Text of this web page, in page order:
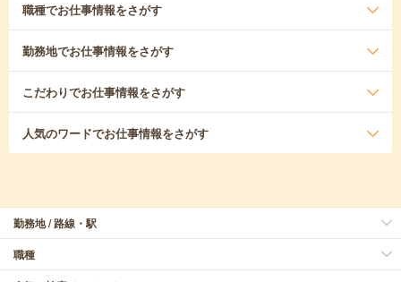
職種でお仕事情報をさがす
勤務地でお仕事情報をさがす
こだわりでお仕事情報をさがす
人気のワードでお仕事情報をさがす
勤務地 / 路線・駅
職種